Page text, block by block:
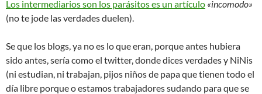
Los intermediarios son los parásitos es un artículo «incomodo»
(no te jode las verdades duelen).
Se que los blogs, ya no es lo que eran, porque antes hubiera
sido antes, sería como el twitter, donde dices verdades y NiNis
(ni estudian, ni trabajan, pijos niños de papa que tienen todo el
día libre porque o estamos trabajadores sudando para que se